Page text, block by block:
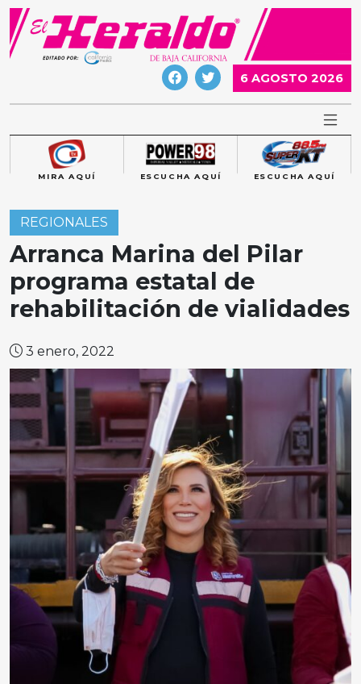
Skip
content
6 AGOSTO 2026
MIRA AQUÍ ESCUCHA AQUÍ ESCUCHA AQUÍ
REGIONALES
Arranca Marina del Pilar
programa estatal de
rehabilitación de vialidades
3 enero, 2022